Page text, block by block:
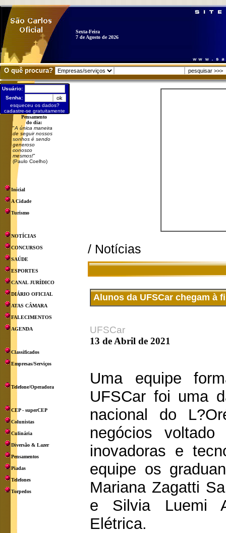
Sexta-Feira
7 de Agosto de 2026
O quê procura?
Usuário:
Senha:
esqueceu os dados?
cadastre-se gratuitamente
Pensamento
do dia:
"A única maneira
de seguir nossos
sonhos é sendo
generoso
conosco
mesmos!"
(Paulo Coelho)
Inicial
A Cidade
Turismo
NOTÍCIAS
CONCURSOS
SAÚDE
ESPORTES
CANAL JURÍDICO
DIÁRIO OFICIAL
ATAS CÂMARA
FALECIMENTOS
AGENDA
Classificados
Empresas/Serviços
Telefone/Operadora
CEP - superCEP
Colunistas
Culinária
Diversão & Lazer
Pensamentos
Piadas
Telefones
Torpedos
/ Notícias
Alunos da UFSCar chegam à
UFSCar
13 de Abril de 2021
Uma equipe
UFSCar foi uma
nacional do
negócios
inovadoras e
equipe os
Mariana Zagatti
e Silvia Luemi
Elétrica.